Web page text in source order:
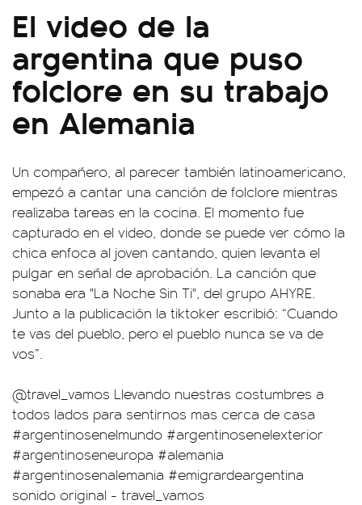
El video de la
argentina que puso
folclore en su trabajo
en Alemania
Un compañero, al parecer también latinoamericano,
empezó a cantar una canción de folclore mientras
realizaba tareas en la cocina. El momento fue
capturado en el video, donde se puede ver cómo la
chica enfoca al joven cantando, quien levanta el
pulgar en señal de aprobación. La canción que
sonaba era "La Noche Sin Ti", del grupo AHYRE.
Junto a la publicación la tiktoker escribió: “Cuando
te vas del pueblo, pero el pueblo nunca se va de
vos”.
@travel_vamos Llevando nuestras costumbres a
todos lados para sentirnos mas cerca de casa
#argentinosenelmundo #argentinosenelexterior
#argentinoseneuropa #alemania
#argentinosenalemania #emigrardeargentina
sonido original - travel_vamos